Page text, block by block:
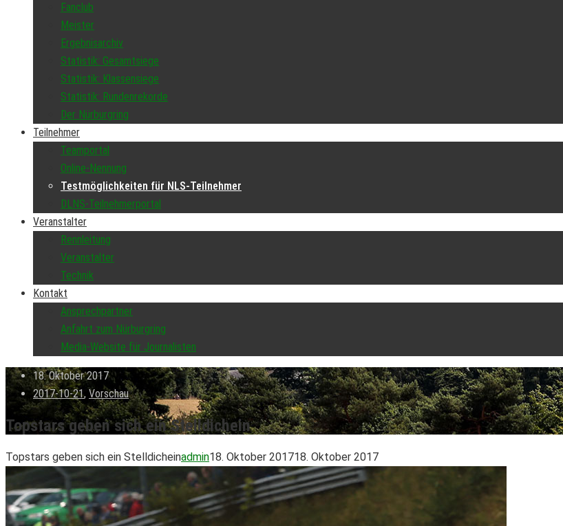
Fanclub
Meister
Ergebnisarchiv
Statistik: Gesamtsiege
Statistik: Klassensiege
Statistik: Rundenrekorde
Der Nürburgring
Teilnehmer
Teamportal
Online-Nennung
Testmöglichkeiten für NLS-Teilnehmer
DLNS-Teilnehmerportal
Veranstalter
Rennleitung
Veranstalter
Technik
Kontakt
Ansprechpartner
Anfahrt zum Nürburgring
Media-Website für Journalisten
18. Oktober 2017
2017-10-21, Vorschau
Topstars geben sich ein Stelldichein
Topstars geben sich ein Stelldicheinadmin18. Oktober 201718. Oktober 2017